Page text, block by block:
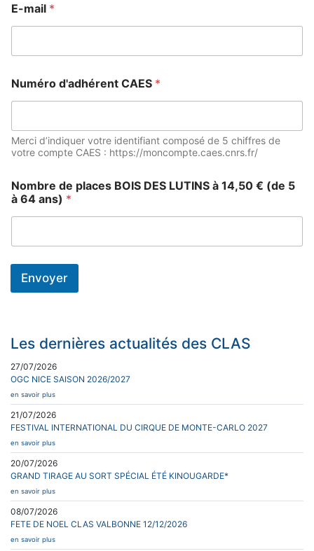
E-mail *
Numéro d'adhérent CAES *
Merci d’indiquer votre identifiant composé de 5 chiffres de
votre compte CAES : https://moncompte.caes.cnrs.fr/
Nombre de places BOIS DES LUTINS à 14,50 € (de 5
à 64 ans) *
Envoyer
Les dernières actualités des CLAS
27/07/2026
OGC NICE SAISON 2026/2027
en savoir plus
21/07/2026
FESTIVAL INTERNATIONAL DU CIRQUE DE MONTE-CARLO 2027
en savoir plus
20/07/2026
GRAND TIRAGE AU SORT SPÉCIAL ÉTÉ KINOUGARDE*
en savoir plus
08/07/2026
FETE DE NOEL CLAS VALBONNE 12/12/2026
en savoir plus